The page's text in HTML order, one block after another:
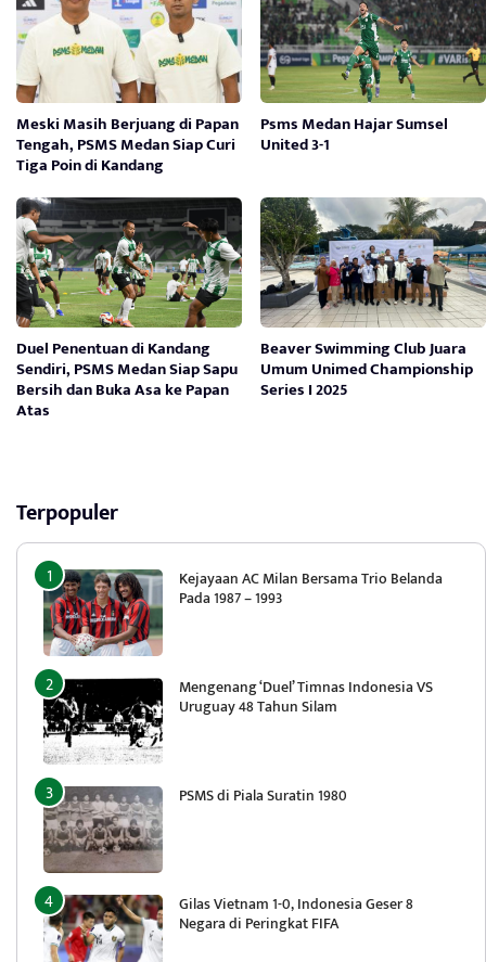
Meski Masih Berjuang di Papan
Tengah, PSMS Medan Siap Curi
Tiga Poin di Kandang
Psms Medan Hajar Sumsel
United 3-1
Duel Penentuan di Kandang
Sendiri, PSMS Medan Siap Sapu
Bersih dan Buka Asa ke Papan
Atas
Beaver Swimming Club Juara
Umum Unimed Championship
Series I 2025
Terpopuler
Kejayaan AC Milan Bersama Trio Belanda
Pada 1987 – 1993
Mengenang ‘Duel’ Timnas Indonesia VS
Uruguay 48 Tahun Silam
PSMS di Piala Suratin 1980
Gilas Vietnam 1-0, Indonesia Geser 8
Negara di Peringkat FIFA